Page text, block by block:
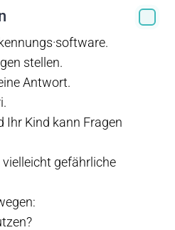
stellen.
Antwort.
Ihr Kind kann Fragen
gefährliche